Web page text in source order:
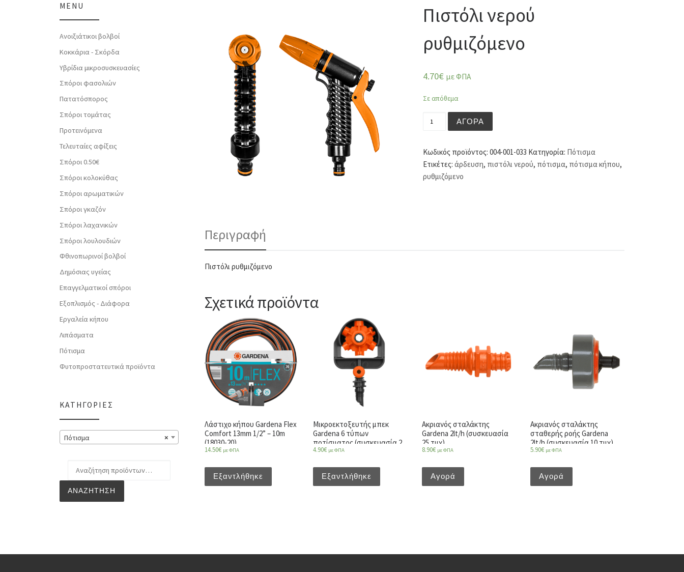
Πιστόλι νερού
ρυθμιζόμενο
4.70€ με ΦΠΑ
Σε απόθεμα
ΑΓΟΡΆ
Κωδικός προϊόντος: 004-001-033 Κατηγορία: Πότισμα
Ετικέτες: άρδευση, πιστόλι νερού, πότισμα, πότισμα κήπου,
ρυθμιζόμενο
Περιγραφή
Πιστόλι ρυθμιζόμενο
Σχετικά προϊόντα
Λάστιχο κήπου Gardena Flex
Comfort 13mm 1/2” – 10m
(18030-20)
14.50€ με ΦΠΑ
Εξαντλήθηκε
Μικροεκτοξευτής μπεκ
Gardena 6 τύπων
ποτίσματος (συσκευασία 2
τμχ)
4.90€ με ΦΠΑ
Εξαντλήθηκε
Ακριανός σταλάκτης
Gardena 2lt/h (συσκευασία
25 τμχ)
8.90€ με ΦΠΑ
Αγορά
Ακριανός σταλάκτης
σταθερής ροής Gardena
2lt/h (συσκευασία 10 τμχ)
5.90€ με ΦΠΑ
Αγορά
MENU
Ανοιξιάτικοι βολβοί
Κοκκάρια - Σκόρδα
Υβρίδια μικροσυσκευασίες
Σπόροι φασολιών
Πατατόσπορος
Σπόροι τομάτας
Προτεινόμενα
Τελευταίες αφίξεις
Σπόροι 0.50€
Σπόροι κολοκύθας
Σπόροι αρωματικών
Σπόροι γκαζόν
Σπόροι λαχανικών
Σπόροι λουλουδιών
Φθινοπωρινοί βολβοί
Δημόσιας υγείας
Επαγγελματικοί σπόροι
Εξοπλισμός - Διάφορα
Εργαλεία κήπου
Λιπάσματα
Πότισμα
Φυτοπροστατευτικά προϊόντα
ΚΑΤΗΓΟΡΊΕΣ
×
Πότισμα
ΑΝΑΖΉΤΗΣΗ